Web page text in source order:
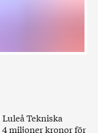
Tekniska
miljoner kronor för